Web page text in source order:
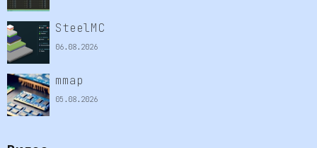
SteelMC
06.08.2026
mmap
05.08.2026